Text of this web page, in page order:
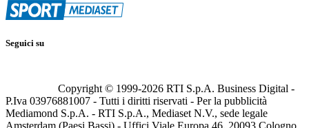
Seguici su
Copyright © 1999-2026 RTI S.p.A. Business Digital -
P.Iva 03976881007 - Tutti i diritti riservati - Per la pubblicità
Mediamond S.p.A. - RTI S.p.A., Mediaset N.V., sede legale
Amsterdam (Paesi Bassi) - Uffici Viale Europa 46, 20093 Cologno